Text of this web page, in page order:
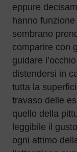
eppure
hanno
sembrano
comparire con
guidare
distendersi in
tutta la
travaso delle
quello della
leggibile il
ogni attimo